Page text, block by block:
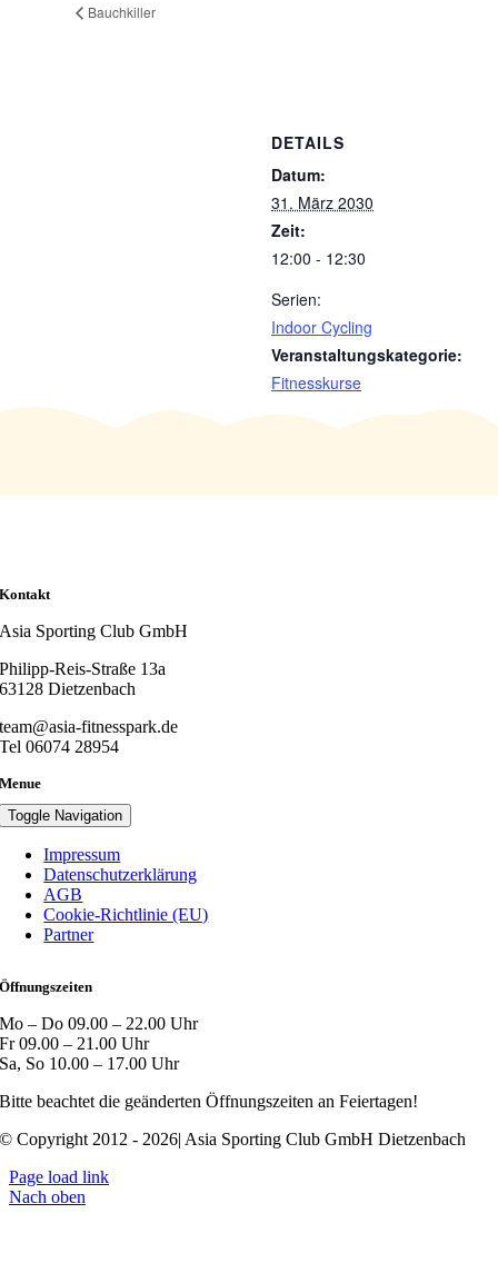
Bauchkiller
DETAILS
Datum:
31. März 2030
Zeit:
12:00 - 12:30
Serien:
Indoor Cycling
Veranstaltungskategorie:
Fitnesskurse
Kontakt
Asia Sporting Club GmbH
Philipp-Reis-Straße 13a
63128 Dietzenbach
team@asia-fitnesspark.de
Tel 06074 28954
Menue
Toggle Navigation
Impressum
Datenschutzerklärung
AGB
Cookie-Richtlinie (EU)
Partner
Öffnungszeiten
Mo – Do 09.00 – 22.00 Uhr
Fr 09.00 – 21.00 Uhr
Sa, So 10.00 – 17.00 Uhr
Bitte beachtet die geänderten Öffnungszeiten an Feiertagen!
© Copyright 2012 - 2026| Asia Sporting Club GmbH Dietzenbach
Page load link
Nach oben